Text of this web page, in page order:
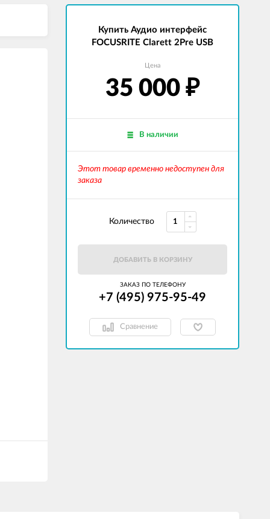
Купить Аудио интерфейс
FOCUSRITE Clarett 2Pre USB
Цена
35 000 ₽
В наличии
Этот товар временно недоступен для
заказа
Количество
ДОБАВИТЬ В КОРЗИНУ
ЗАКАЗ ПО ТЕЛЕФОНУ
+7 (495) 975-95-49
Сравнение